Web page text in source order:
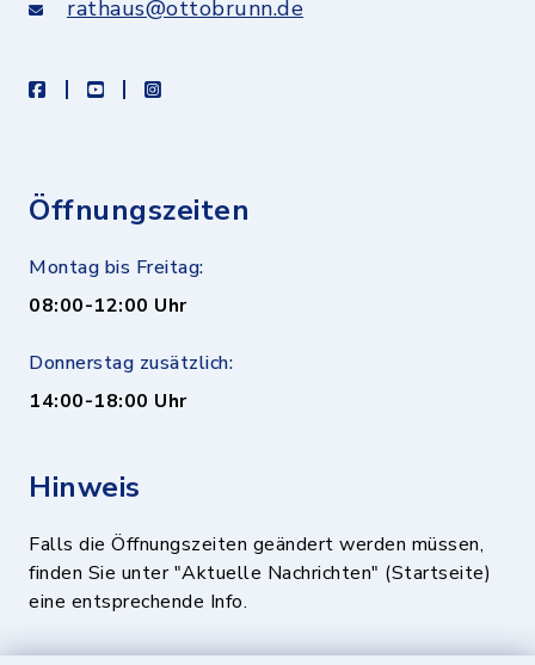
rathaus@ottobrunn.de
facebookyoutubeinstagram
Öffnungszeiten
Montag bis Freitag:
08:00-12:00 Uhr
Donnerstag zusätzlich:
14:00-18:00 Uhr
Hinweis
Falls die Öffnungszeiten geändert werden müssen,
finden Sie unter "Aktuelle Nachrichten" (Startseite)
eine entsprechende Info.